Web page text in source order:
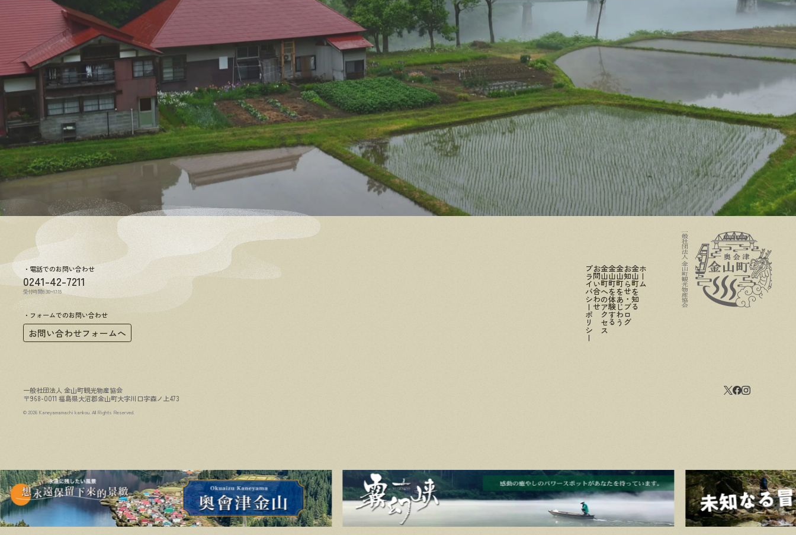
ホーム
金山町を知る
お知らせ・ブログ
金山町をあじわう
金山町を体験する
金山町へのアクセス
お問い合わせ
プライバシーポリシー
電話でのお問い合わせ
0241-42-7211
受付時間8:30~17:15
フォームでのお問い合わせ
お問い合わせフォームへ
一般社団法人 金山町観光物産協会
〒968-0011 福島県大沼郡金山町大字川口字森ノ上473
© 2026 Kaneyamamachi kankou. All Rights Reserved.